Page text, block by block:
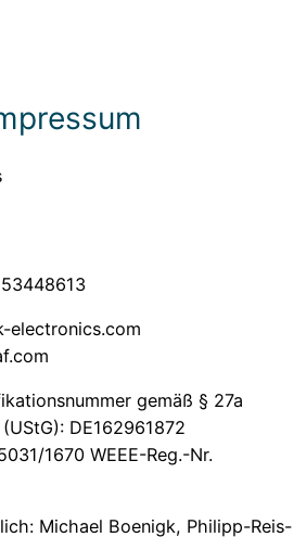
electronics.com
gemäß § 27a
DE162961872
1670 WEEE-Reg.-Nr.
Michael Boenigk, Philipp-Reis-